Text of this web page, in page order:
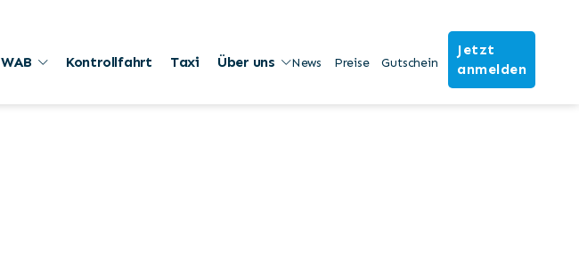
WAB Kontrollfahrt Taxi Über uns News Preise Gutschein
Jetzt
anmelden